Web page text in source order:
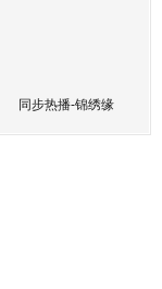
同步热播-锦绣缘